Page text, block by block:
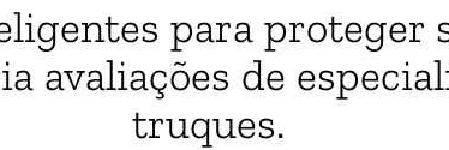
para proteger
avaliações de
truques.